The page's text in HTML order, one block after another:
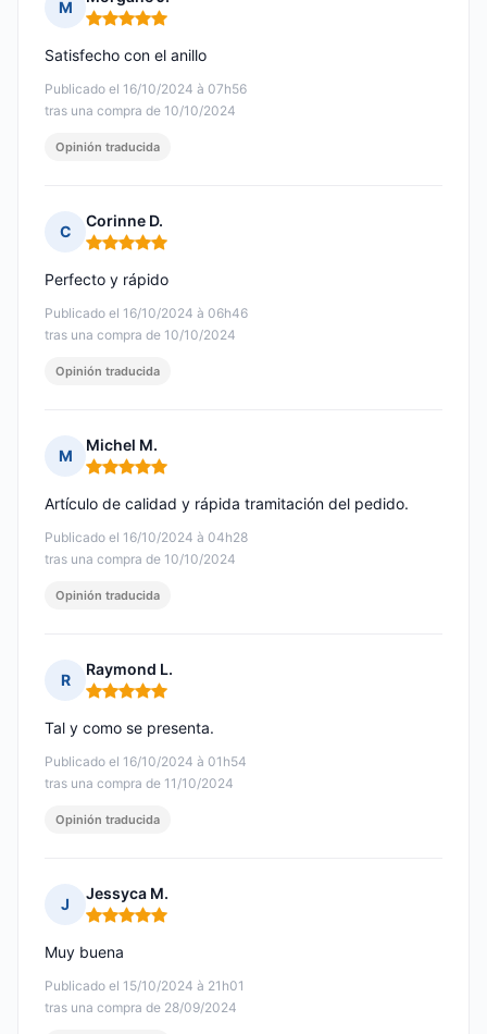
M
Nota: 5 de 5
Publicado el 16/10/2024 à 07h56
tras una compra de 10/10/2024
Satisfecho con el anillo
Opinión traducida
C
Corinne D.
Nota: 5 de 5
Publicado el 16/10/2024 à 06h46
tras una compra de 10/10/2024
Perfecto y rápido
Opinión traducida
M
Michel M.
Nota: 5 de 5
Publicado el 16/10/2024 à 04h28
tras una compra de 10/10/2024
Artículo de calidad y rápida tramitación del pedido.
Opinión traducida
R
Raymond L.
Nota: 5 de 5
Publicado el 16/10/2024 à 01h54
tras una compra de 11/10/2024
Tal y como se presenta.
Opinión traducida
J
Jessyca M.
Nota: 5 de 5
Publicado el 15/10/2024 à 21h01
tras una compra de 28/09/2024
Muy buena